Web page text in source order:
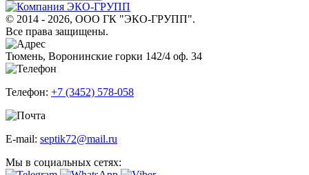
© 2014 - 2026, ООО ГК "ЭКО-ГРУПП".
Все права защищены.
Тюмень, Воронинские горки 142/4 оф. 34
Телефон: +7 (3452) 578-058
E-mail: septik72@mail.ru
Мы в социальных сетях: